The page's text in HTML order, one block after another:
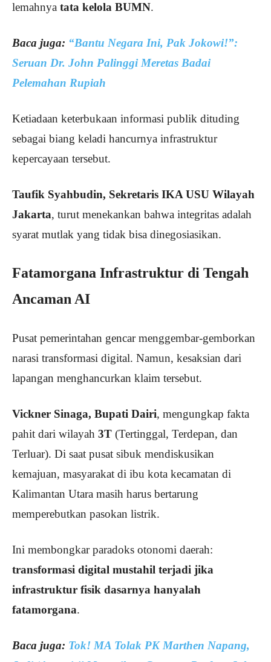
lemahnya tata kelola BUMN.
Baca juga: “Bantu Negara Ini, Pak Jokowi!”:
Seruan Dr. John Palinggi Meretas Badai
Pelemahan Rupiah
Ketiadaan keterbukaan informasi publik dituding
sebagai biang keladi hancurnya infrastruktur
kepercayaan tersebut.
Taufik Syahbudin, Sekretaris IKA USU Wilayah
Jakarta, turut menekankan bahwa integritas adalah
syarat mutlak yang tidak bisa dinegosiasikan.
Fatamorgana Infrastruktur di Tengah
Ancaman AI
Pusat pemerintahan gencar menggembar-gemborkan
narasi transformasi digital. Namun, kesaksian dari
lapangan menghancurkan klaim tersebut.
Vickner Sinaga, Bupati Dairi, mengungkap fakta
pahit dari wilayah 3T (Tertinggal, Terdepan, dan
Terluar). Di saat pusat sibuk mendiskusikan
kemajuan, masyarakat di ibu kota kecamatan di
Kalimantan Utara masih harus bertarung
memperebutkan pasokan listrik.
Ini membongkar paradoks otonomi daerah:
transformasi digital mustahil terjadi jika
infrastruktur fisik dasarnya hanyalah
fatamorgana.
Baca juga: Tok! MA Tolak PK Marthen Napang,